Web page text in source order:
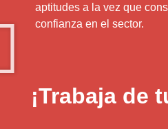
aptitudes a la vez que
confianza en el sector.
¡Trabaja de